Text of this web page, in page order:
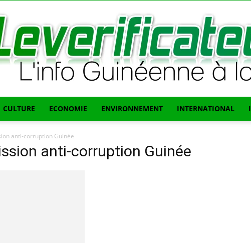
CULTURE ECONOMIE ENVIRONNEMENT INTERNATIONAL
anti-corruption Guinée
anti-corruption Guinée